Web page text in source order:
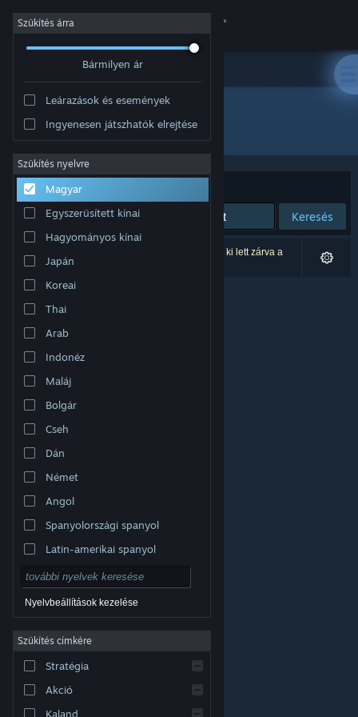
Bejelentkezés
Névjegy
Támogatás
Nyelvváltás
A Steam mobilalkalmazás beszerzése
Asztali weboldalra váltás
védjegyek jogos tulajdonosaiké az Egyesült
szabályzat
| Jogi információk
Steam előfizetői szerződés
Szűkítés árra
Bármilyen ár
Leárazások és események
Ingyenesen játszhatók elrejtése
Szűkítés nyelvre
Magyar
Egyszerűsített kínai
Hagyományos kínai
Japán
Koreai
Thai
Arab
Indonéz
Maláj
Bolgár
Cseh
Dán
Német
Angol
Spanyolországi spanyol
Latin-amerikai spanyol
Nyelvbeállítások kezelése
Szűkítés címkére
Stratégia
Akció
Kaland
Fejlesztő: Dcap664 Development Studio
Rendezés Relevancia
Keresés
0 eredmény felel meg a keresésednek. 1 termék ki lett zárva a
beállításaid alapján.